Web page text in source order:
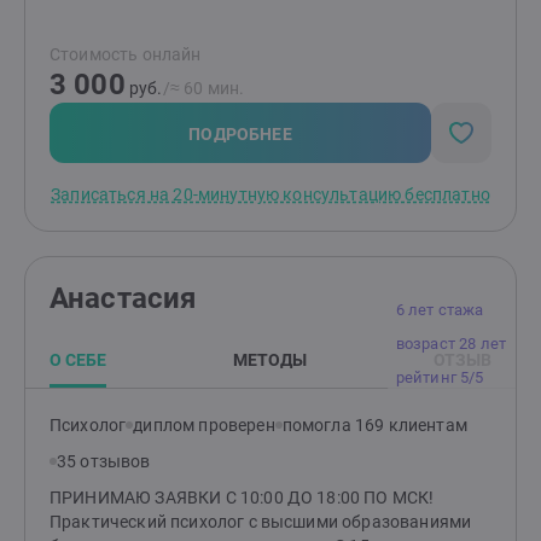
клубок, найти причину "негативных сценариев",
научиться понимать себя и свои состояния,
выстраивать здоровые отношения с близкими
людьми и окружающими, выйти из замкнутого круга,
делать свою жизнь лучше и получать от нее
поддержка, понимание, принятие, осознание.
Стоимость онлайн
3 000 руб. /≈ 60 мин.
ПОДРОБНЕЕ
Записаться на 20-минутную консультацию бесплатно
6 лет стажа
возраст 28 лет
рейтинг 5/5
Анастасия
О СЕБЕ МЕТОДЫ
Психолог диплом проверен помогла 169 клиентам
35 отзывов
ПРИНИМАЮ ЗАЯВКИ С 10:00 ДО 18:00 ПО МСК!
Практический психолог с высшими образованиями